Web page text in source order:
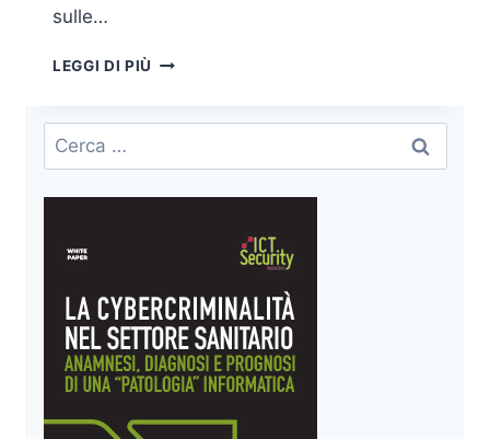
sulle…
LEGGI DI PIÙ NUOVO
DI
PAUSA
ESTIVA
CYBERCRIME,
LUGLIO
E
SETTEMBRE
CALANO
MINACCE
Ricerca
per: